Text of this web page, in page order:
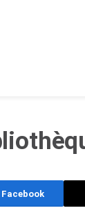
Facebook